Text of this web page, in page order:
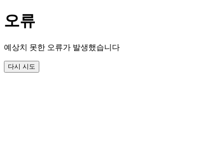
오류
예상치 못한 오류가 발생했습니다
다시 시도